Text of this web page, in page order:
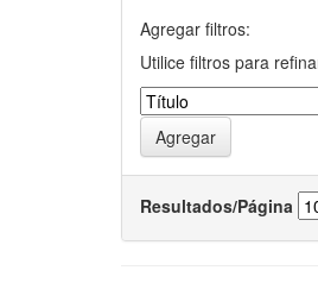
Agregar filtros:
Utilice filtros para
Resultados/Página